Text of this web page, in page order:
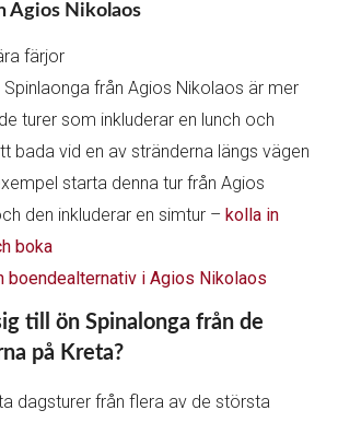
Agios Nikolaos
färjor
Spinlaonga från Agios Nikolaos är mer
turer som inkluderar en lunch och
bada vid en av stränderna längs vägen
starta denna tur från Agios
den inkluderar en simtur –kolla in
boka
boendealternativ i Agios Nikolaos
till ön Spinalonga från de
på Kreta?
dagsturer från flera av de största